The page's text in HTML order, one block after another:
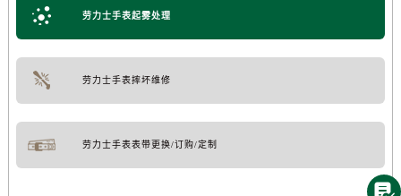
劳力士手表起雾处理
劳力士手表摔坏维修
劳力士手表表带更换/订购/定制
